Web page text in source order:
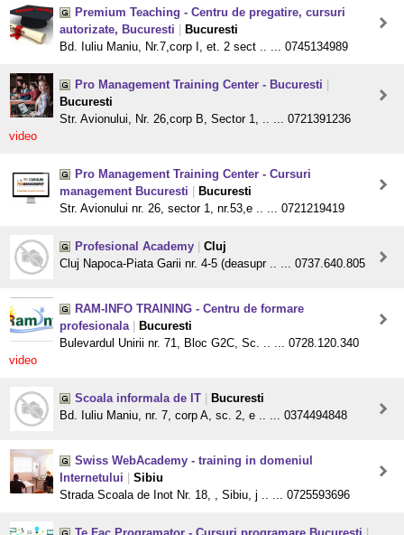
Premium Teaching - Centru de pregatire, cursuri
autorizate, Bucuresti
Bucuresti
Bd. Iuliu Maniu, Nr.7,corp I, et. 2 sect .. ... 0745134989
Pro Management Training Center - Bucuresti
Bucuresti
Str. Avionului, Nr. 26,corp B, Sector 1, .. ... 0721391236
video
Pro Management Training Center - Cursuri
management Bucuresti
Bucuresti
Str. Avionului nr. 26, sector 1, nr.53,e .. ... 0721219419
Profesional Academy
Cluj
Cluj Napoca-Piata Garii nr. 4-5 (deasupr .. ... 0737.640.805
RAM-INFO TRAINING - Centru de formare
profesionala
Bucuresti
Bulevardul Unirii nr. 71, Bloc G2C, Sc. .. ... 0728.120.340
video
Scoala informala de IT
Bucuresti
Bd. Iuliu Maniu, nr. 7, corp A, sc. 2, e .. ... 0374494848
Swiss WebAcademy - training in domeniul
Internetului
Sibiu
Strada Scoala de Inot Nr. 18, , Sibiu, j .. ... 0725593696